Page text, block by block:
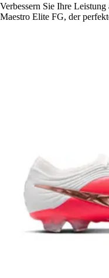
Verbessern Sie Ihre
Maestro Elite FG, der